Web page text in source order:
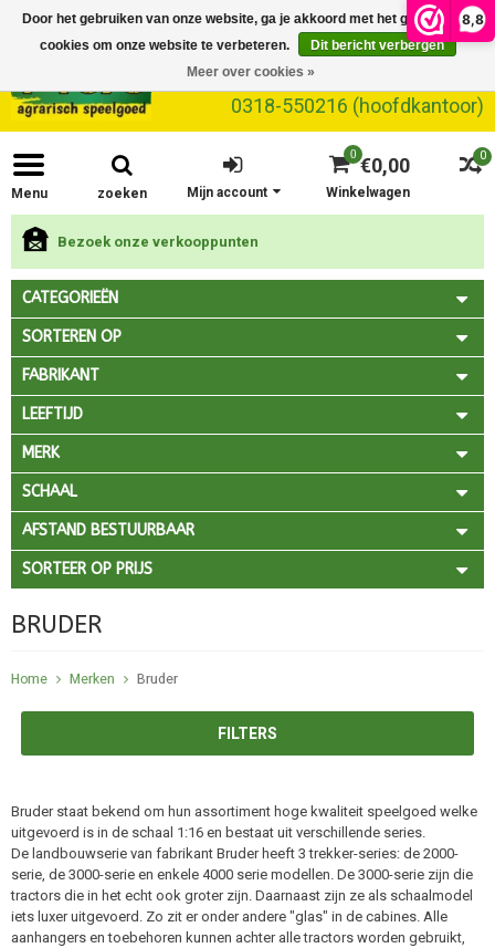
8,8
0318-550216 (hoofdkantoor)
Menu zoeken
0
0 €0,00
Winkelwagen
Mijn account
Bezoek onze verkooppunten
CATEGORIEËN
SORTEREN OP
FABRIKANT
LEEFTIJD
MERK
SCHAAL
AFSTAND BESTUURBAAR
SORTEER OP PRIJS
BRUDER
Home Merken Bruder
FILTERS
Bruder staat bekend om hun assortiment hoge kwaliteit speelgoed welke
uitgevoerd is in de schaal 1:16 en bestaat uit verschillende series.
De landbouwserie van fabrikant Bruder heeft 3 trekker-series: de 2000-
serie, de 3000-serie en enkele 4000 serie modellen. De 3000-serie zijn die
tractors die in het echt ook groter zijn. Daarnaast zijn ze als schaalmodel
iets luxer uitgevoerd. Zo zit er onder andere "glas" in de cabines. Alle
aanhangers en toebehoren kunnen achter alle tractors worden gebruikt,
Door het gebruiken van onze website, ga je akkoord met het gebruik van
cookies om onze website te verbeteren.
Dit bericht verbergen
Meer over cookies »